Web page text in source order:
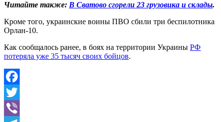
Читайте также: В Сватово сгорели 23 грузовика и склады.
Кроме того, украинские воины ПВО сбили три беспилотника
Орлан-10.
Как сообщалось ранее, в боях на территории Украины РФ
потеряла уже 35 тысяч своих бойцов.
Facebook
Twitter